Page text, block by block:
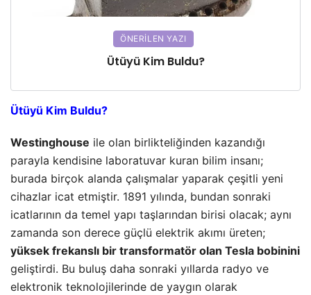
ÖNERILEN YAZI
Ütüyü Kim Buldu?
Ütüyü Kim Buldu?
Westinghouse ile olan birlikteliğinden kazandığı
parayla kendisine laboratuvar kuran bilim insanı;
burada birçok alanda çalışmalar yaparak çeşitli yeni
cihazlar icat etmiştir. 1891 yılında, bundan sonraki
icatlarının da temel yapı taşlarından birisi olacak; aynı
zamanda son derece güçlü elektrik akımı üreten;
yüksek frekanslı bir transformatör olan Tesla bobinini
geliştirdi. Bu buluş daha sonraki yıllarda radyo ve
elektronik teknolojilerinde de yaygın olarak